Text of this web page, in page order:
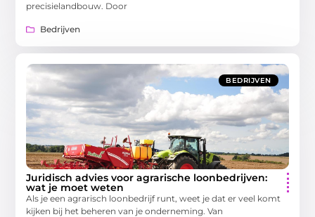
precisielandbouw. Door
Bedrijven
BEDRIJVEN
Juridisch advies voor agrarische loonbedrijven:
wat je moet weten
Als je een agrarisch loonbedrijf runt, weet je dat er veel komt
kijken bij het beheren van je onderneming. Van